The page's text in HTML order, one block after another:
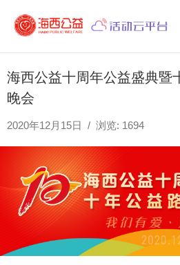
海西公益十周年公益盛典暨
晚会
2020年12月15日 / 浏览: 1694